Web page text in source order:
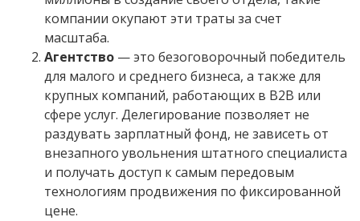
компании окупают эти траты за счет
масштаба.
Агентство — это безоговорочный победитель
для малого и среднего бизнеса, а также для
крупных компаний, работающих в B2B или
сфере услуг. Делегирование позволяет не
раздувать зарплатный фонд, не зависеть от
внезапного увольнения штатного специалиста
и получать доступ к самым передовым
технологиям продвижения по фиксированной
цене.